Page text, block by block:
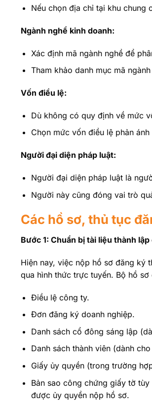
Nếu chọn địa chỉ tại khu chung
Ngành nghề kinh doanh:
Xác định mã ngành nghề để
Tham khảo danh mục mã
Vốn điều lệ:
Dù không có quy định về mức
Chọn mức vốn điều lệ phản
Người đại diện pháp luật:
Người đại diện pháp luật là
Người này cũng đóng vai trò
Các hồ sơ, thủ tục
Bước 1: Chuẩn bị tài liệu thành
Hiện nay, việc nộp hồ sơ đăng ký
qua hình thức trực tuyến. Bộ hồ
Điều lệ công ty.
Đơn đăng ký doanh nghiệp.
Danh sách cổ đông sáng lập
Danh sách thành viên (dành
Giấy ủy quyền (trong trường
Bản sao công chứng giấy tờ
được ủy quyền nộp hồ sơ.